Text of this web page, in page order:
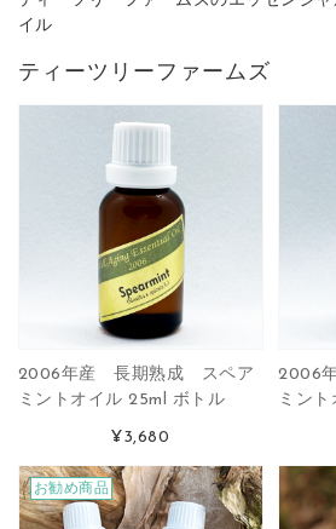
イル
ティーツリーファームズ
2006年産 長期熟成 スペア
ミントオイル 25ml ボトル
¥3,680
2006
ミン
お勧め商品